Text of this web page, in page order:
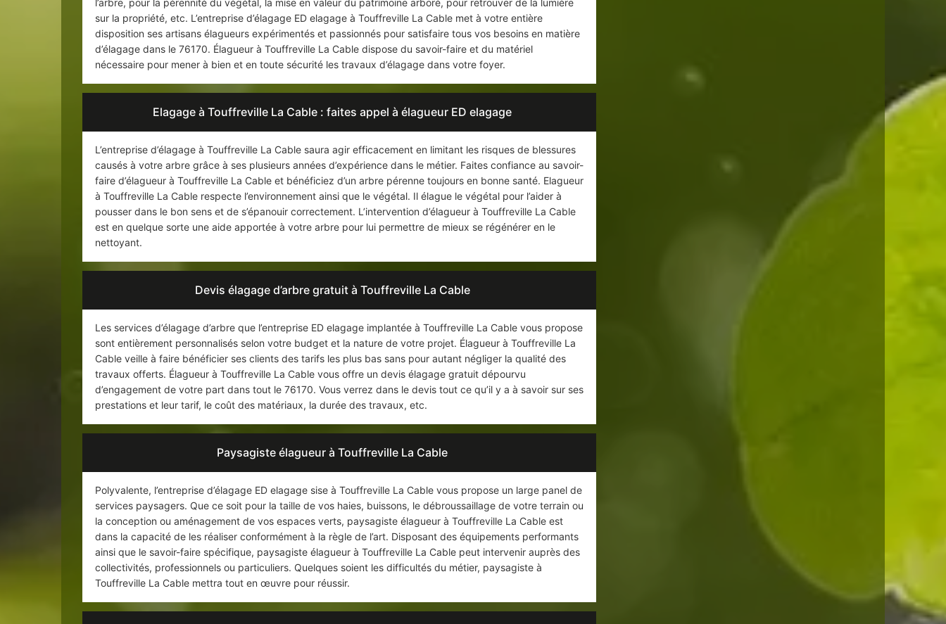
l’arbre, pour la pérennité du végétal, la mise en valeur du patrimoine arboré, pour retrouver de la lumière
sur la propriété, etc. L’entreprise d’élagage ED elagage à Touffreville La Cable met à votre entière
disposition ses artisans élagueurs expérimentés et passionnés pour satisfaire tous vos besoins en matière
d’élagage dans le 76170. Élagueur à Touffreville La Cable dispose du savoir-faire et du matériel
nécessaire pour mener à bien et en toute sécurité les travaux d’élagage dans votre foyer.
Elagage à Touffreville La Cable : faites appel à élagueur ED elagage
L’entreprise d’élagage à Touffreville La Cable saura agir efficacement en limitant les risques de blessures
causés à votre arbre grâce à ses plusieurs années d’expérience dans le métier. Faites confiance au savoir-
faire d’élagueur à Touffreville La Cable et bénéficiez d’un arbre pérenne toujours en bonne santé. Elagueur
à Touffreville La Cable respecte l’environnement ainsi que le végétal. Il élague le végétal pour l’aider à
pousser dans le bon sens et de s’épanouir correctement. L’intervention d’élagueur à Touffreville La Cable
est en quelque sorte une aide apportée à votre arbre pour lui permettre de mieux se régénérer en le
nettoyant.
Devis élagage d’arbre gratuit à Touffreville La Cable
Les services d’élagage d’arbre que l’entreprise ED elagage implantée à Touffreville La Cable vous propose
sont entièrement personnalisés selon votre budget et la nature de votre projet. Élagueur à Touffreville La
Cable veille à faire bénéficier ses clients des tarifs les plus bas sans pour autant négliger la qualité des
travaux offerts. Élagueur à Touffreville La Cable vous offre un devis élagage gratuit dépourvu
d’engagement de votre part dans tout le 76170. Vous verrez dans le devis tout ce qu’il y a à savoir sur ses
prestations et leur tarif, le coût des matériaux, la durée des travaux, etc.
Paysagiste élagueur à Touffreville La Cable
Polyvalente, l’entreprise d’élagage ED elagage sise à Touffreville La Cable vous propose un large panel de
services paysagers. Que ce soit pour la taille de vos haies, buissons, le débroussaillage de votre terrain ou
la conception ou aménagement de vos espaces verts, paysagiste élagueur à Touffreville La Cable est
dans la capacité de les réaliser conformément à la règle de l’art. Disposant des équipements performants
ainsi que le savoir-faire spécifique, paysagiste élagueur à Touffreville La Cable peut intervenir auprès des
collectivités, professionnels ou particuliers. Quelques soient les difficultés du métier, paysagiste à
Touffreville La Cable mettra tout en œuvre pour réussir.